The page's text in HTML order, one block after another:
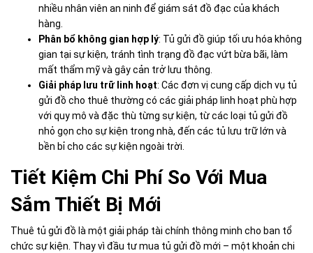
nhiều nhân viên an ninh để giám sát đồ đạc của khách
hàng.
Phân bổ không gian hợp lý: Tủ gửi đồ giúp tối ưu hóa không
gian tại sự kiện, tránh tình trạng đồ đạc vứt bừa bãi, làm
mất thẩm mỹ và gây cản trở lưu thông.
Giải pháp lưu trữ linh hoạt: Các đơn vị cung cấp dịch vụ tủ
gửi đồ cho thuê thường có các giải pháp linh hoạt phù hợp
với quy mô và đặc thù từng sự kiện, từ các loại tủ gửi đồ
nhỏ gọn cho sự kiện trong nhà, đến các tủ lưu trữ lớn và
bền bỉ cho các sự kiện ngoài trời.
Tiết Kiệm Chi Phí So Với Mua
Sắm Thiết Bị Mới
Thuê tủ gửi đồ là một giải pháp tài chính thông minh cho ban tổ
chức sự kiện. Thay vì đầu tư mua tủ gửi đồ mới – một khoản chi